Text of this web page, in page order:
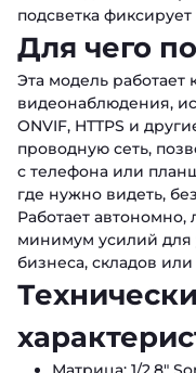
подсветка
Для чего
Эта модель работает
видеонаблюдения,
ONVIF, HTTPS и
проводную сеть,
с телефона или
где нужно видеть,
Работает автономно,
минимум усилий для
бизнеса, складов